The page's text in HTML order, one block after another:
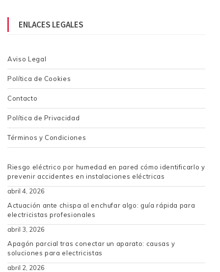
ENLACES LEGALES
Aviso Legal
Política de Cookies
Contacto
Política de Privacidad
Términos y Condiciones
Riesgo eléctrico por humedad en pared cómo identificarlo y
prevenir accidentes en instalaciones eléctricas
abril 4, 2026
Actuación ante chispa al enchufar algo: guía rápida para
electricistas profesionales
abril 3, 2026
Apagón parcial tras conectar un aparato: causas y
soluciones para electricistas
abril 2, 2026